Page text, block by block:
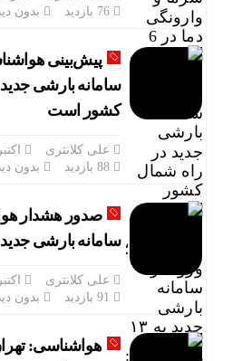
بدون
سامانه بارشی
کشور است
علی کلانتری
اکتبر 20, 2025
بدون
صدور هشدار
سامانه بارشی جدید به ۱۳
علی کلانتری
اکتبر 19, 2025
بدون
هواشناسی: